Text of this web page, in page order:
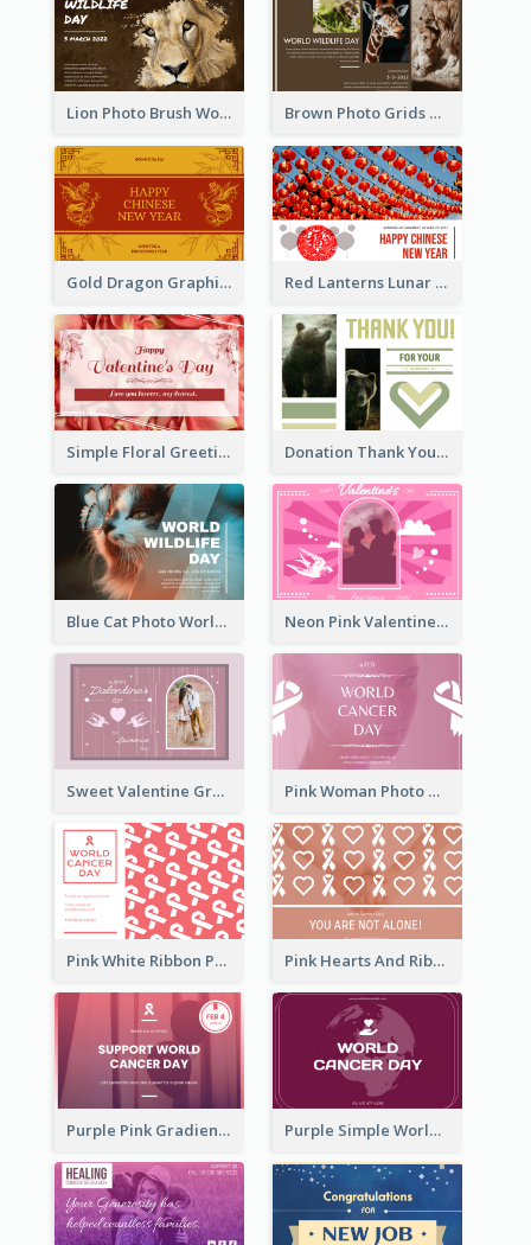
Lion Photo Brush World Wildlife Day Greeting Card Brown Photo Grids World Wildlife Day Greeting Card
Gold Dragon Graphic Lunar New Year Greeting Card Red Lanterns Lunar New Year Greeting Card
Simple Floral Greeting Card Of Valentine's Day Donation Thank You Card
Blue Cat Photo World Wildlife Day Greeting Card Neon Pink Valentine Greeting Card Design Ideas
Sweet Valentine Greeting Card Design Ideas Pink Woman Photo World Cancer Day Greeting Card
Pink White Ribbon Patterns World Cancer Day Greeting Card Pink Hearts And Ribbon Patterns World Cancer Day Greeting Card
Purple Pink Gradient World Cancer Day Greeting Card Purple Simple World Cancer Day Greeting Card